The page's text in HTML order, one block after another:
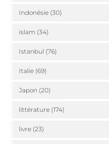
Indonésie (30)
islam (34)
Istanbul (76)
Italie (69)
Japon (20)
littérature (174)
livre (23)